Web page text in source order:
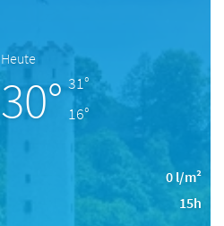
Heute
30° 31°
16°
0 l/m²
15h